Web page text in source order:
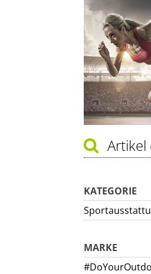
Artikel
KATEGORIE
MARKE